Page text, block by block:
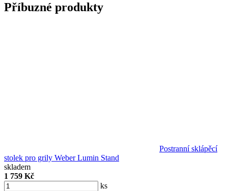
Příbuzné produkty
Postranní sklápěcí
stolek pro grily Weber Lumin Stand
skladem
1 759 Kč
ks